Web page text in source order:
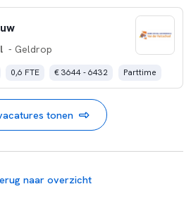
- Geldrop
0,6 FTE € 3644 - 6432 Parttime
tonen
naar overzicht